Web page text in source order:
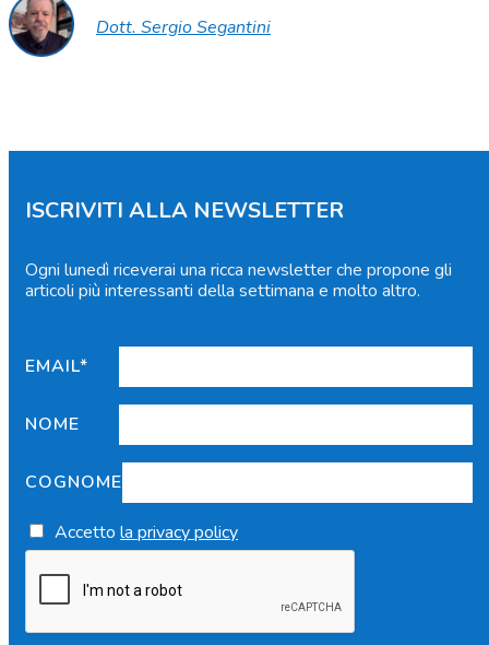
Dott. Sergio Segantini
ISCRIVITI ALLA NEWSLETTER
Ogni lunedì riceverai una ricca newsletter che propone gli
articoli più interessanti della settimana e molto altro.
EMAIL*
NOME
COGNOME
Accetto la privacy policy